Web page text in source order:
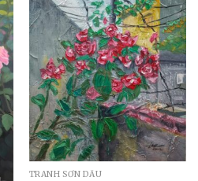
TRANH SƠN DẦU